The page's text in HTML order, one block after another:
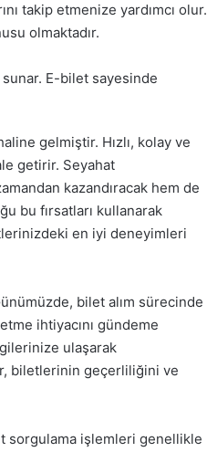
takip etmenize yardımcı olur.
olmaktadır.
sunar. E-bilet sayesinde
gelmiştir. Hızlı, kolay ve
getirir. Seyahat
kazandıracak hem de
bu fırsatları kullanarak
en iyi deneyimleri
bilet alım sürecinde
ihtiyacını gündeme
ulaşarak
biletlerinin geçerliliğini ve
sorgulama işlemleri genellikle